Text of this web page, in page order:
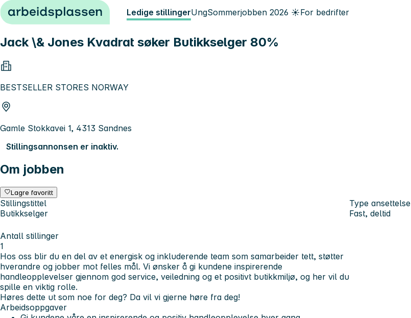
Hopp til innhold Ledige stillingerUngSommerjobben 2026 ☀️For bedrifter
Jack \& Jones Kvadrat søker Butikkselger 80%
BESTSELLER STORES NORWAY
Gamle Stokkavei 1, 4313 Sandnes
Stillingsannonsen er inaktiv.
Om jobben
Lagre favoritt
Stillingstittel
Butikkselger
Type ansettelse
Fast, deltid
Antall stillinger
1
Hos oss blir du en del av et energisk og inkluderende team som samarbeider tett, støtter
hverandre og jobber mot felles mål. Vi ønsker å gi kundene inspirerende
handleopplevelser gjennom god service, veiledning og et positivt butikkmiljø, og her vil du
spille en viktig rolle.
Høres dette ut som noe for deg? Da vil vi gjerne høre fra deg!
Arbeidsoppgaver